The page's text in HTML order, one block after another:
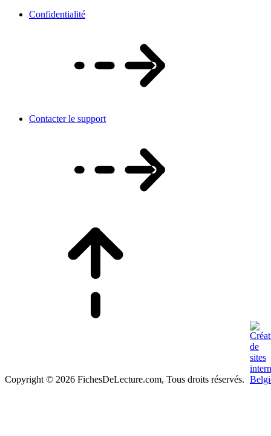
Confidentialité
Contacter le support
Copyright © 2026 FichesDeLecture.com, Tous droits réservés.